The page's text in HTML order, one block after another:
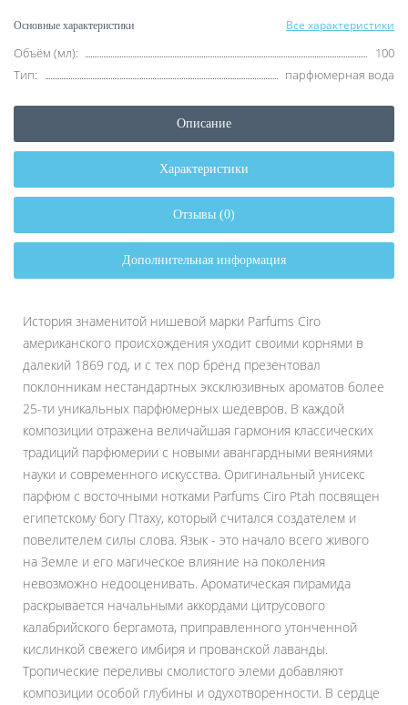
Основные характеристики Все характеристики
Объём (мл):
100
Тип:
парфюмерная вода
Описание
Характеристики
Отзывы (0)
Дополнительная информация
История знаменитой нишевой марки Parfums Ciro
американского происхождения уходит своими корнями в
далекий 1869 год, и с тех пор бренд презентовал
поклонникам нестандартных эксклюзивных ароматов более
25-ти уникальных парфюмерных шедевров. В каждой
композиции отражена величайшая гармония классических
традиций парфюмерии с новыми авангардными веяниями
науки и современного искусства. Оригинальный унисекс
парфюм с восточными нотками Parfums Ciro Ptah посвящен
египетскому богу Птаху, который считался создателем и
повелителем силы слова. Язык - это начало всего живого
на Земле и его магическое влияние на поколения
невозможно недооценивать. Ароматическая пирамида
раскрывается начальными аккордами цитрусового
калабрийского бергамота, приправленного утонченной
кислинкой свежего имбиря и прованской лаванды.
Тропические переливы смолистого элеми добавляют
композиции особой глубины и одухотворенности. В сердце